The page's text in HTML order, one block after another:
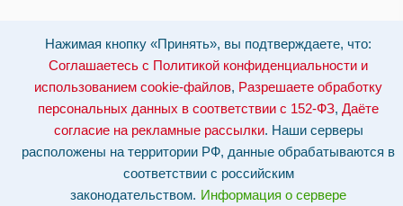
Нажимая кнопку «Принять», вы подтверждаете, что:
Соглашаетесь с Политикой конфиденциальности и
использованием cookie-файлов, Разрешаете обработку
персональных данных в соответствии с 152-ФЗ, Даёте
согласие на рекламные рассылки. Наши серверы
расположены на территории РФ, данные обрабатываются в
соответствии с российским
законодательством. Информация о сервере